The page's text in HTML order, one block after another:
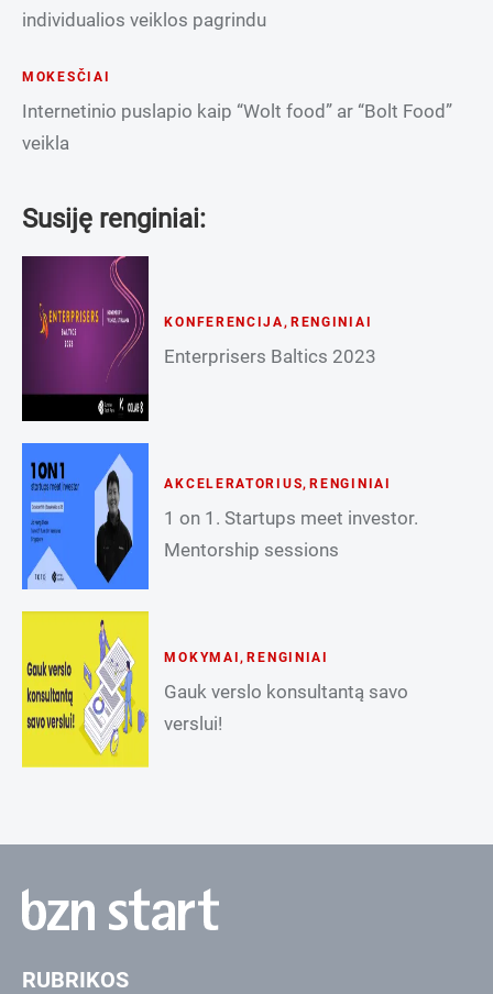
individualios veiklos pagrindu
MOKESČIAI
Internetinio puslapio kaip “Wolt food” ar “Bolt Food”
veikla
Susiję renginiai:
KONFERENCIJA, RENGINIAI
Enterprisers Baltics 2023
AKCELERATORIUS, RENGINIAI
1 on 1. Startups meet investor.
Mentorship sessions
MOKYMAI ,RENGINIAI
Gauk verslo konsultantą savo
verslui!
RUBRIKOS